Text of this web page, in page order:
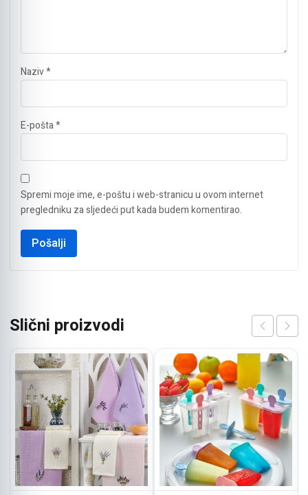
Naziv*
E-pošta*
Spremi moje ime, e-poštu i web-stranicu u ovom internet
pregledniku za sljedeći put kada budem komentirao.
Slični proizvodi